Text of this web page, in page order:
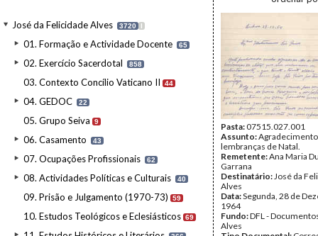
José da Felicidade Alves 3720 I
01. Formação e Actividade Docente 65
02. Exercício Sacerdotal 858
03. Contexto Concílio Vaticano II 44
04. GEDOC 22
05. Grupo Seiva 9
06. Casamento 43
07. Ocupações Profissionais 62
08. Actividades Políticas e Culturais 40
09. Prisão e Julgamento (1970-73) 59
10. Estudos Teológicos e Eclesiásticos 69
Pasta:07515.027.001
Assunto:
lembranças de Natal.
Remetente:Ana Maria
Garrana
Destinatário:José da
Alves
Data:Segunda, 28 de
1964
Fundo:DFL -
Alves